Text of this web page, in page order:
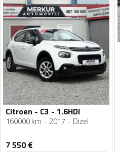
Citroen - C3 - 1.6HDI
160000 km 2017 Dizel
7 550€